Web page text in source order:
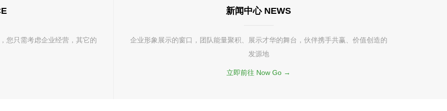
您只需考虑企业经营，其它的
新闻中心 NEWS
企业形象展示的窗口，团队能量聚积、展示才华的舞台，伙伴携手共赢、价值创造的
发源地
立即前往 Now Go →